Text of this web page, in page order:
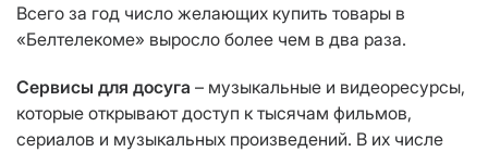
Всего за год число желающих купить товары в
«Белтелекоме» выросло более чем в два раза.
Сервисы для досуга – музыкальные и видеоресурсы,
которые открывают доступ к тысячам фильмов,
сериалов и музыкальных произведений. В их числе